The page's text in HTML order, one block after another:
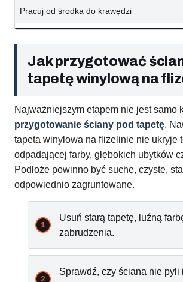
Pracuj od środka do krawędzi
Jak przygotować
tapetę winylową na
Najważniejszym etapem nie jest samo
przygotowanie ściany pod tapetę.
tapeta winylowa na flizelinie nie ukryje
odpadającej farby, głębokich ubytków
Podłoże powinno być suche, czyste,
odpowiednio zagruntowane.
Usuń starą tapetę, luźną
zabrudzenia.
Sprawdź, czy ściana nie pyli